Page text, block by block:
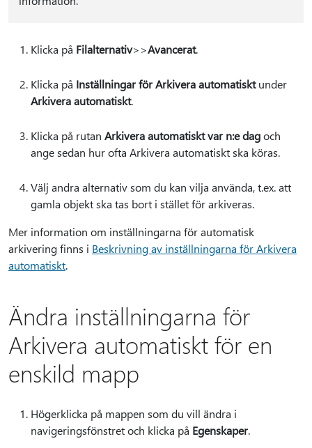
Klicka på Filalternativ>>Avancerat.
Klicka på Inställningar för Arkivera automatisktunder
Arkivera automatiskt.
Klicka på rutan Arkivera automatiskt var n:e dagoch
ange sedan hur ofta Arkivera automatiskt ska köras.
Välj andra alternativ som du kan vilja använda, t.ex. att
gamla objekt ska tas bort i stället för arkiveras.
Mer information om inställningarna för automatisk
arkivering finns i Beskrivning av inställningarna för Arkivera
automatiskt.
Ändra inställningarna för
Arkivera automatiskt för en
enskild mapp
Högerklicka på mappen som du vill ändra i
navigeringsfönstret och klicka på Egenskaper.